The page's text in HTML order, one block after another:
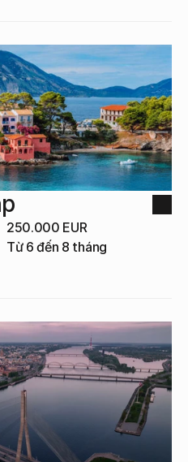
250.000 EUR
Từ 6 đến 8 tháng